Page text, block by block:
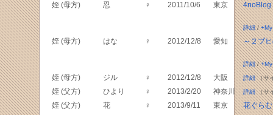
姪 (母方) 忍 ♀ 2011/10/6 東京 4noBlog
詳細/+My
姪 (母方) はな ♀ 2012/12/8 愛知 ～２ブ
詳細/+My
姪 (母方) ジル ♀ 2012/12/8 大阪 詳細（サ
姪 (父方) ひより ♀ 2013/2/20 神奈川 詳細（サ
姪 (父方) 花 ♀ 2013/9/11 東京 花ぐらむ